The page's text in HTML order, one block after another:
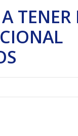
TENER